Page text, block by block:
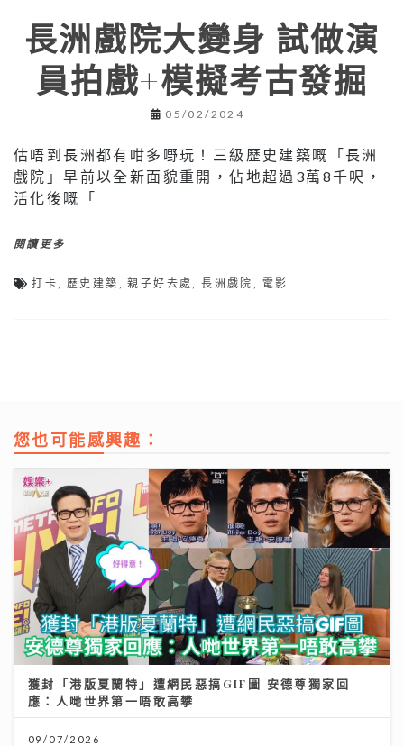
長洲戲院大變身 試做演
員拍戲+模擬考古發掘
05/02/2024
估唔到長洲都有咁多嘢玩！三級歷史建築嘅「長洲
戲院」早前以全新面貌重開，佔地超過3萬8千呎，
活化後嘅「
閱讀更多
打卡 歷史建築 ,親子好去處 ,長洲戲院 電影
您也可能感興趣：
獲封「港版夏蘭特」遭網民惡搞GIF圖 安德尊獨家回
應：人哋世界第一唔敢高攀
09/07/2026